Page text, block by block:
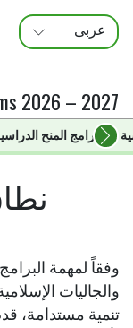
عربى
ENGLISH
FRANÇAIS
2026 – 2027
برامج المنح
وفقاً لمهمة
والجاليات
تنمية مستدامة،